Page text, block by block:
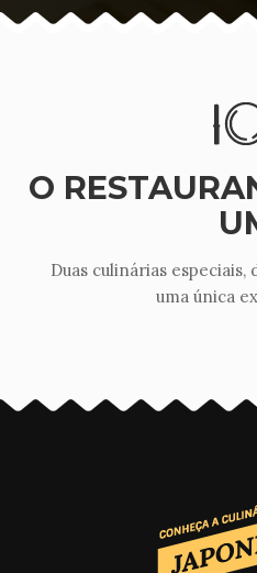
O
Duas culinárias
uma única